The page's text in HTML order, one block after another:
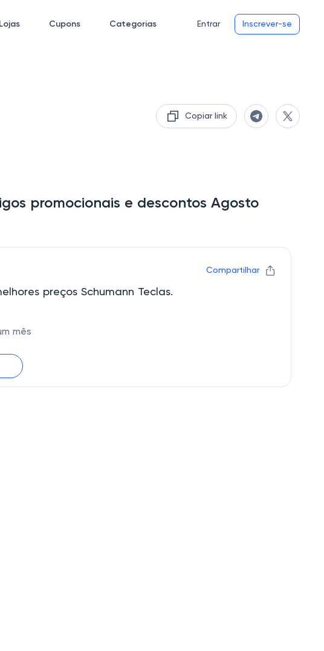
Lojas Cupons Categorias Entrar Inscrever-se
Copiar link
promocionais e descontos Agosto
Compartilhar
preços Schumann Teclas.
mês